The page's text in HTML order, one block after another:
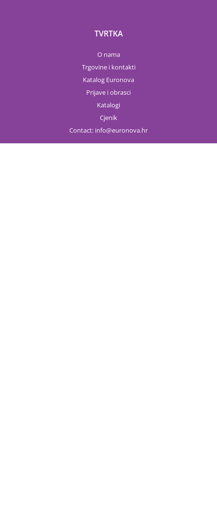
TVRTKA
O nama
Trgovine i kontakti
Katalog Euronova
Prijave i obrasci
Katalogi
Cjenik
Contact: info euronova.hr